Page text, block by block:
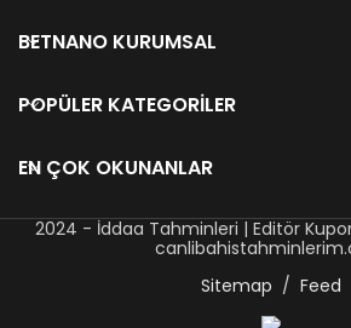
BETNANO KURUMSAL
POPÜLER KATEGORILER
EN ÇOK OKUNANLAR
2024 - İddaa Tahminleri | Editör
Sitemap / Feed